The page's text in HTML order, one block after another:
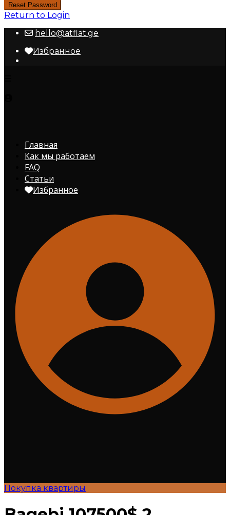
Reset Password
Return to Login
hello@atflat.ge
Избранное
Главная
Как мы работаем
FAQ
Статьи
Избранное
Покупка квартиры